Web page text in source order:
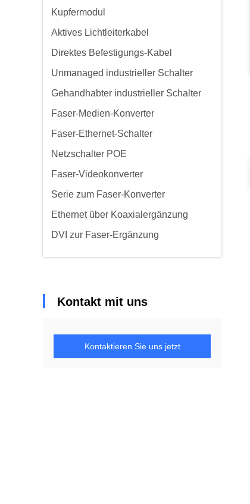
Kupfermodul
Aktives Lichtleiterkabel
Direktes Befestigungs-Kabel
Unmanaged industrieller Schalter
Gehandhabter industrieller Schalter
Faser-Medien-Konverter
Faser-Ethernet-Schalter
Netzschalter POE
Faser-Videokonverter
Serie zum Faser-Konverter
Ethernet über Koaxialergänzung
DVI zur Faser-Ergänzung
Kontakt mit uns
Kontaktieren Sie uns jetzt